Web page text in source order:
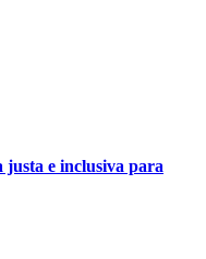
justa e inclusiva para